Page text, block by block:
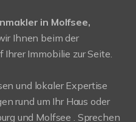
in Molfsee,
Ihnen beim der
Ihrer Immobilie zur Seite.
und lokaler Expertise
rund um Ihr Haus oder
und Molfsee . Sprechen